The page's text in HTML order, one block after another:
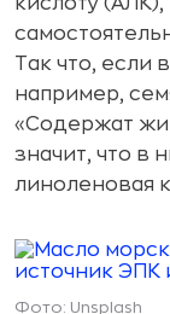
Так что, если
например,
«Содержат
значит, что в
линоленовая
Фото: Unsplash